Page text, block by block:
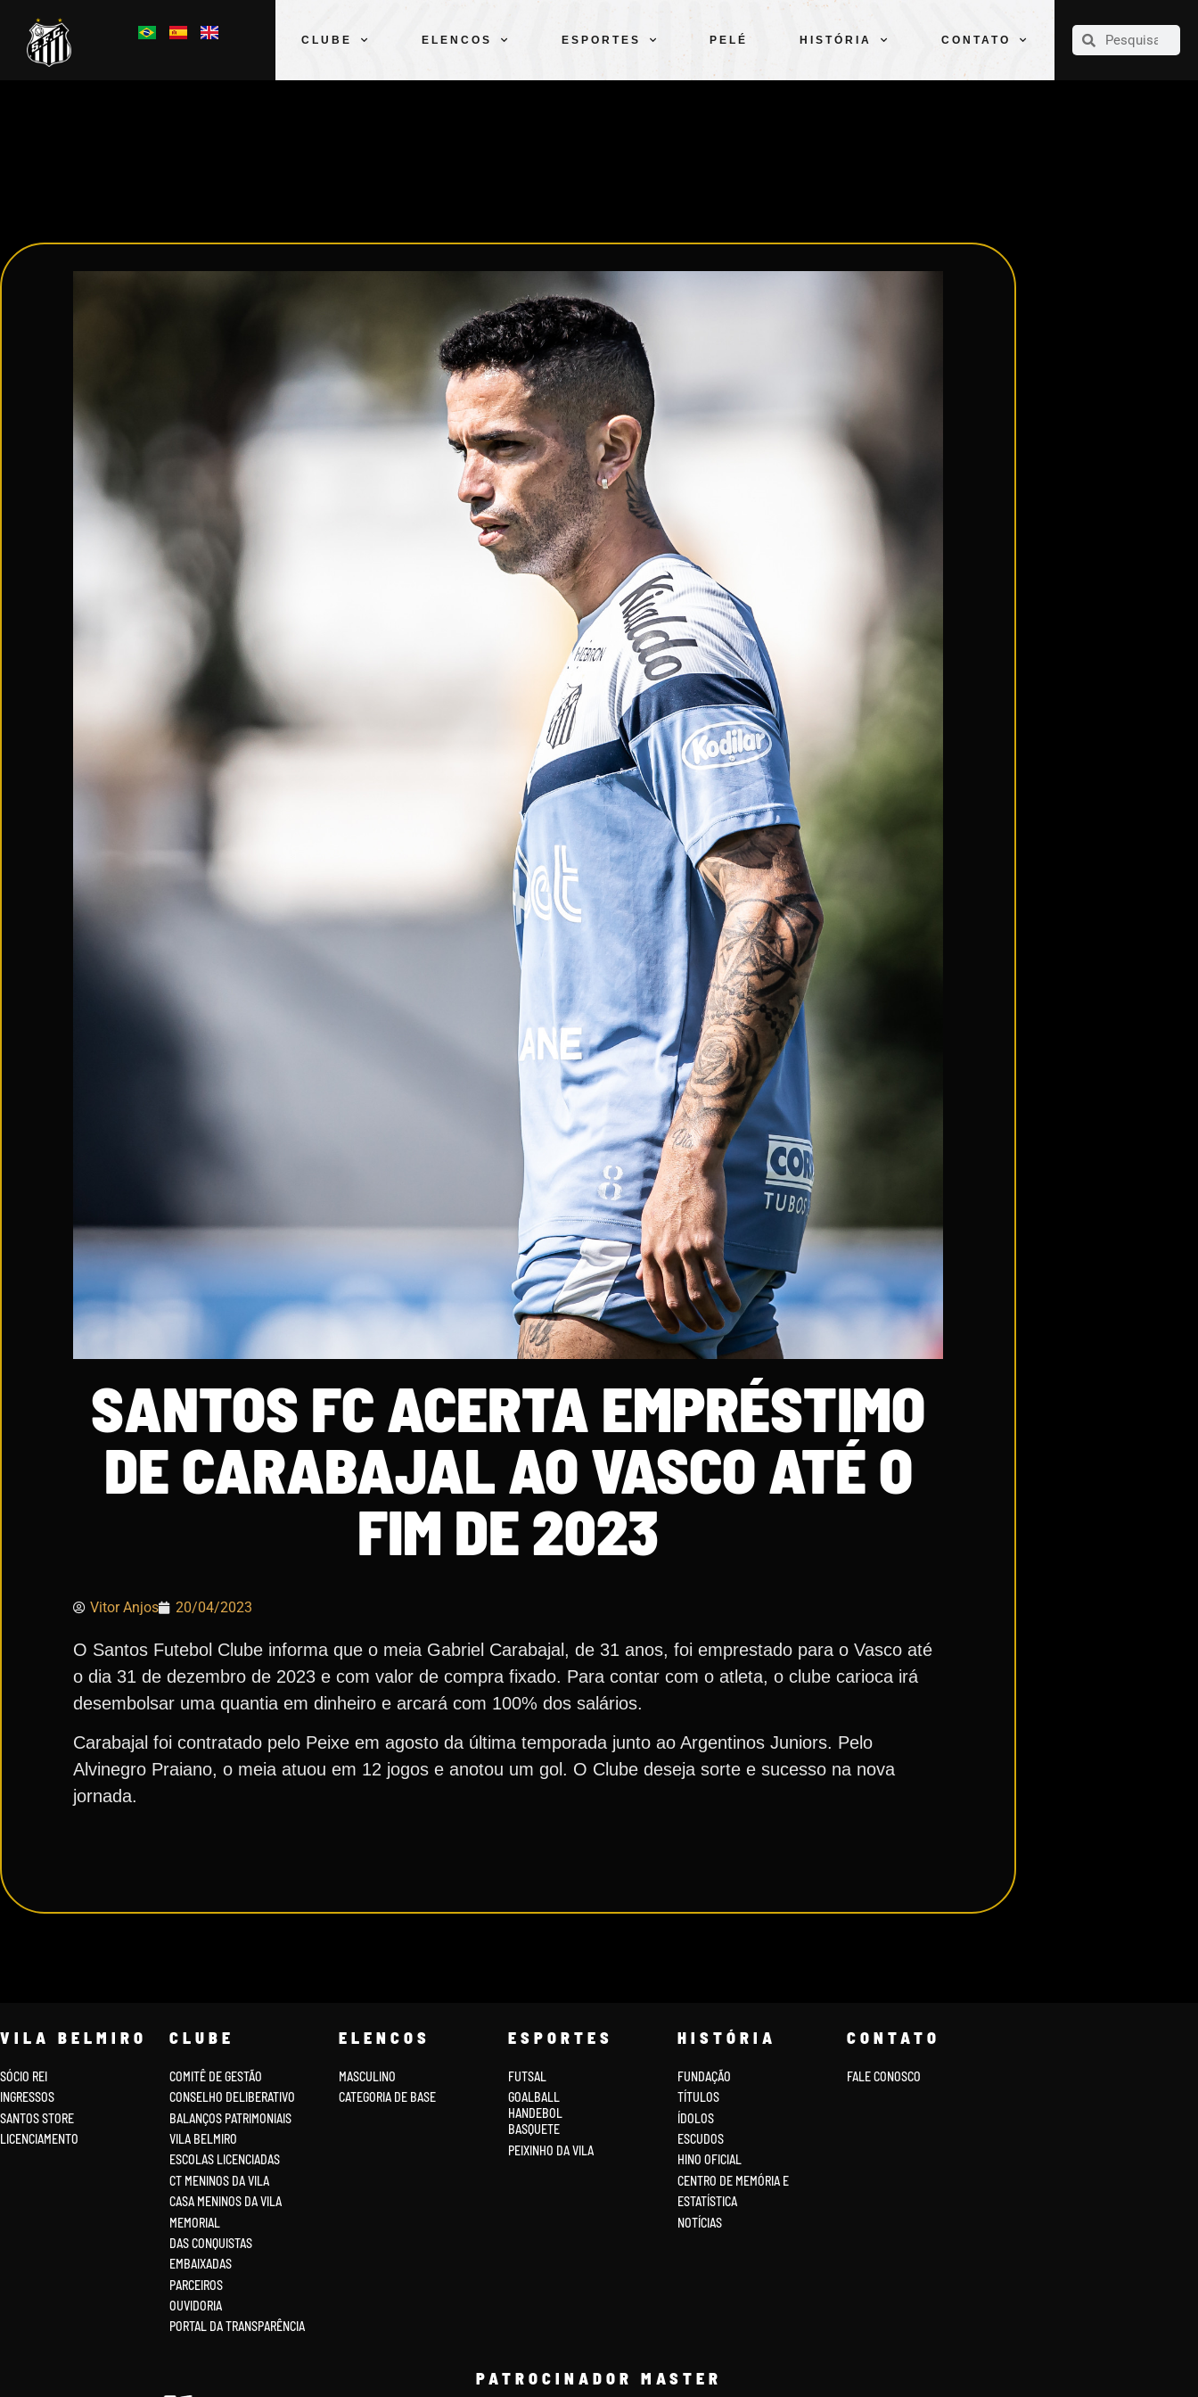
CLUBE ELENCOS ESPORTES PELÉ HISTÓRIA CONTATO
CLUBE
SANTOS FC ACERTA EMPRÉSTIMO
DE CARABAJAL AO VASCO ATÉ O
FIM DE 2023
Vitor Anjos 20/04/2023
O Santos Futebol Clube informa que o meia Gabriel Carabajal, de 31 anos, foi emprestado para o Vasco até
o dia 31 de dezembro de 2023 e com valor de compra fixado. Para contar com o atleta, o clube carioca irá
desembolsar uma quantia em dinheiro e arcará com 100% dos salários.
Carabajal foi contratado pelo Peixe em agosto da última temporada junto ao Argentinos Juniors. Pelo
Alvinegro Praiano, o meia atuou em 12 jogos e anotou um gol. O Clube deseja sorte e sucesso na nova
jornada.
VILA BELMIRO
SÓCIO REI
INGRESSOS
SANTOS STORE
LICENCIAMENTO
CLUBE
COMITÊ DE GESTÃO
CONSELHO DELIBERATIVO
BALANÇOS PATRIMONIAIS
VILA BELMIRO
ESCOLAS LICENCIADAS
CT MENINOS DA VILA
CASA MENINOS DA VILA
MEMORIAL
DAS CONQUISTAS
EMBAIXADAS
PARCEIROS
OUVIDORIA
PORTAL DA TRANSPARÊNCIA
ELENCOS
MASCULINO
CATEGORIA DE BASE
ESPORTES
FUTSAL
GOALBALL
HANDEBOL
BASQUETE
PEIXINHO DA VILA
HISTÓRIA
FUNDAÇÃO
TÍTULOS
ÍDOLOS
ESCUDOS
HINO OFICIAL
CENTRO DE MEMÓRIA E
ESTATÍSTICA
NOTÍCIAS
CONTATO
FALE CONOSCO
PATROCINADOR MASTER